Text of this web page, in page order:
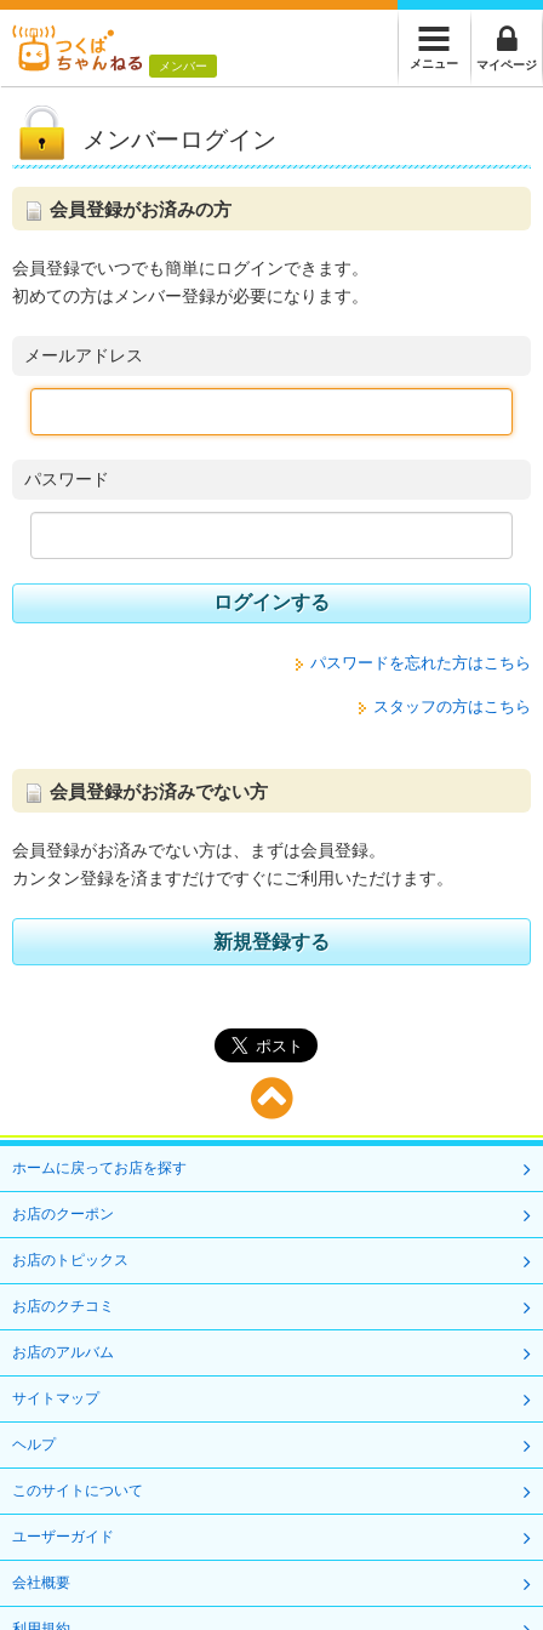
メンバー メニュー マイページ
メンバーログイン
会員登録がお済みの方
会員登録でいつでも簡単にログインできます。
初めての方はメンバー登録が必要になります。
メールアドレス
パスワード
ログインする
パスワードを忘れた方はこちら
スタッフの方はこちら
会員登録がお済みでない方
会員登録がお済みでない方は、まずは会員登録。
カンタン登録を済ますだけですぐにご利用いただけます。
新規登録する
ホームに戻ってお店を探す
お店のクーポン
お店のトピックス
お店のクチコミ
お店のアルバム
サイトマップ
ヘルプ
このサイトについて
ユーザーガイド
会社概要